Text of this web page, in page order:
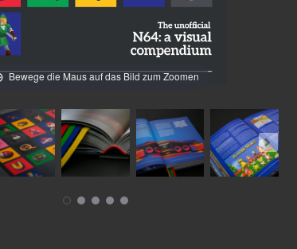
Bewege die Maus auf das Bild zum Zoomen